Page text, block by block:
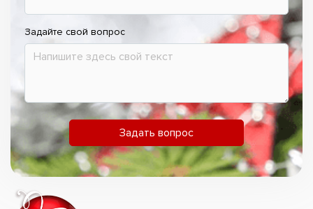
Задайте свой вопрос
Задать вопрос